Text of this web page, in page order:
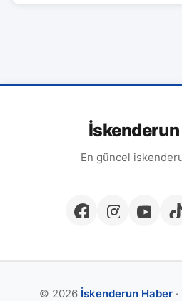
En güncel
© 2026 İskenderun Haber·